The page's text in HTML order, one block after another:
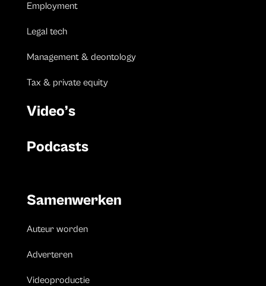
Employment
Legal tech
Management & deontology
Tax & private equity
Video’s
Podcasts
Samenwerken
Auteur worden
Adverteren
Videoproductie